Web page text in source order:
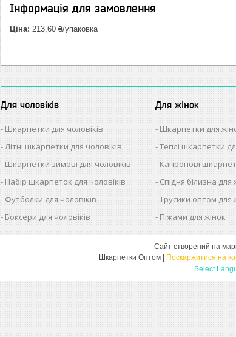
Інформація для замовлення
Ціна: 213,60 ₴/упаковка
Для чоловіків
Шкарпетки для чоловіків
Літні шкарпетки для чоловіків
Шкарпетки зимові для чоловіків
Набір шкарпеток для чоловіків
Футболки для чоловіків
Боксери для чоловіків
Для жінок
Шкарпетки для
Теплі шкарпетки
Капронові
Спідня білизна для
Трусики оптом для
Піжами для жінок
Сайт створений на
Поскаржитися на
Select